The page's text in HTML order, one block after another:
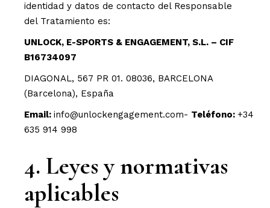
identidad y datos de contacto del Responsable
del Tratamiento es:
UNLOCK, E-SPORTS & ENGAGEMENT, S.L. – CIF
B16734097
DIAGONAL, 567 PR 01. 08036, BARCELONA
(Barcelona), España
Email:info@unlockengagement.com- Teléfono:+34
635 914 998
4. Leyes y normativas
aplicables